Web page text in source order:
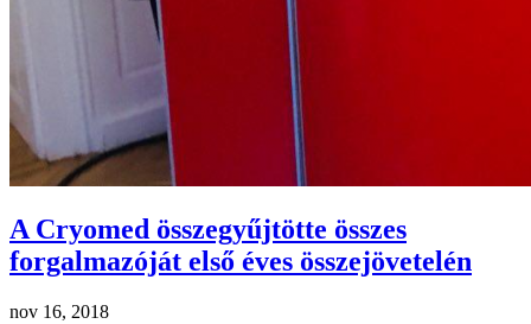
A Cryomed összegyűjtötte összes
forgalmazóját első éves összejövetelén
nov 16, 2018